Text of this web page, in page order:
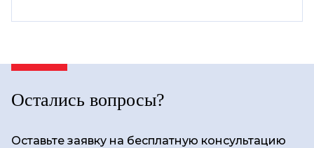
Остались вопросы?
Оставьте заявку на бесплатную консультацию